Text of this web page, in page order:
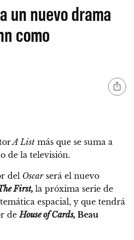
un nuevo drama
como
A List más que se suma a
de la televisión.
del Oscarserá el nuevo
First, la próxima serie de
espacial, y que tendrá
deHouse of Cards, Beau